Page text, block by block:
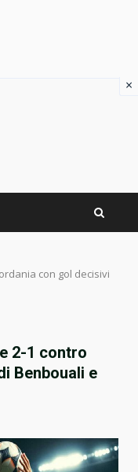
con gol decisivi
2-1 contro
Benbouali e
×